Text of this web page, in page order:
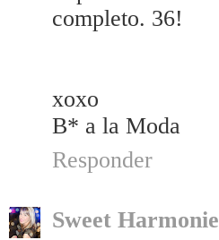
completo. 36!
xoxo
B* a la Moda
Responder
Sweet Harmonie